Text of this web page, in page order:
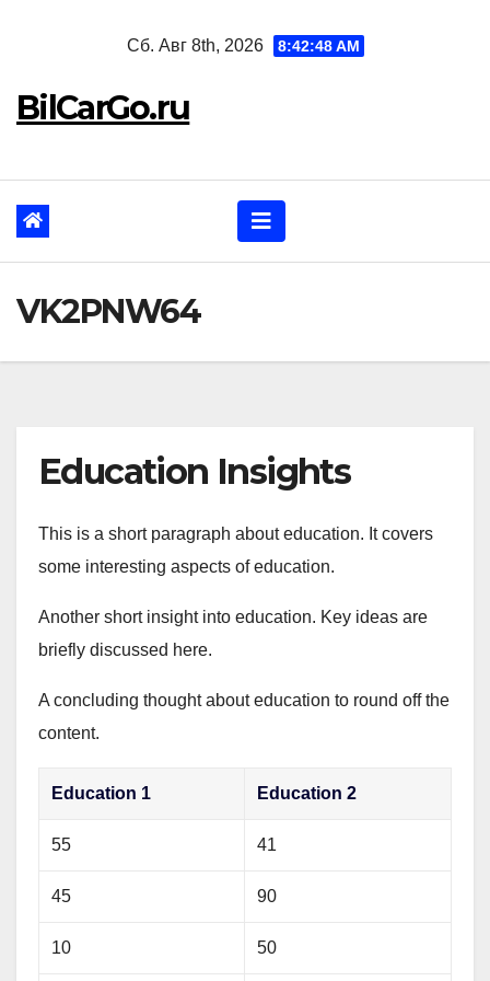
Сб. Авг 8th, 2026 8:42:49 AM
BilCarGo.ru
VK2PNW64
Education Insights
This is a short paragraph about education. It covers
some interesting aspects of education.
Another short insight into education. Key ideas are
briefly discussed here.
A concluding thought about education to round off the
content.
Education 1 Education 2
55 41
45 90
10 50